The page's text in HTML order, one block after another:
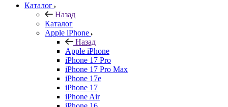
Каталог
Назад
Каталог
Apple iPhone
Назад
Apple iPhone
iPhone 17 Pro
iPhone 17 Pro Max
iPhone 17e
iPhone 17
iPhone Air